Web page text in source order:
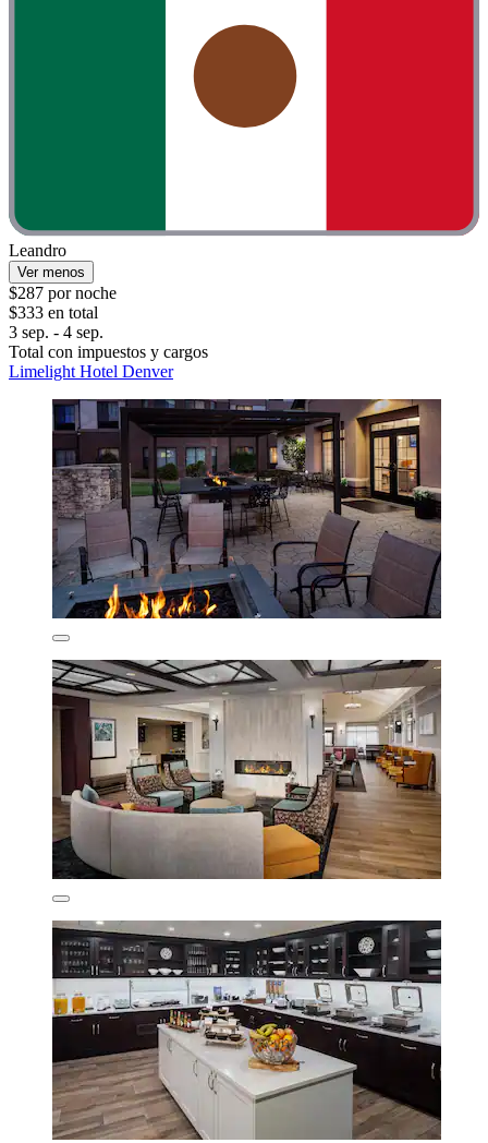
Leandro
Ver menos
$287 por noche
$333 en total
3 sep. - 4 sep.
Total con impuestos y cargos
Limelight Hotel Denver